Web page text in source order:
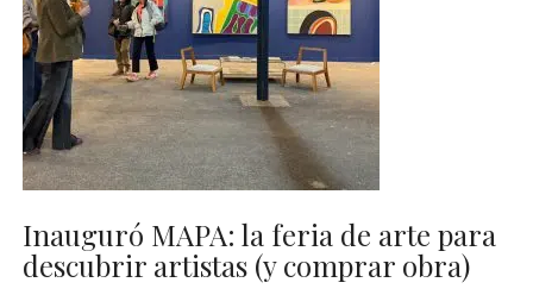
Inauguró MAPA: la feria de arte para
descubrir artistas (y comprar obra)